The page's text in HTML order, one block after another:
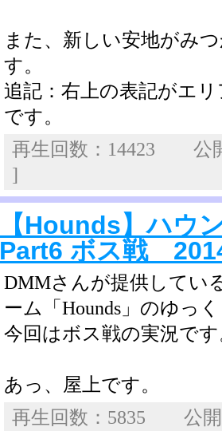
また、新しい安地がみ
す。
追記：右上の表記がエ
です。
再生回数：14423
]
【Hounds】ハウ
Part6 ボス戦
DMMさんが提供してい
ーム「Hounds」のゆっ
今回はボス戦の実況で
あっ、屋上です。
再生回数：5835